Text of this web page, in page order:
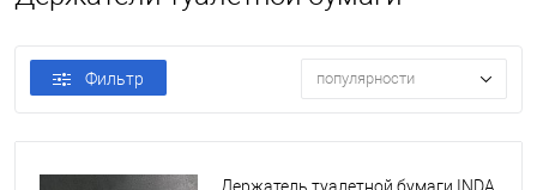
Фильтр популярности